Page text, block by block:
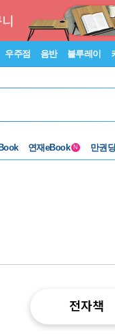
우주점 음반 블루레이
연재eBook N 만권
전자책